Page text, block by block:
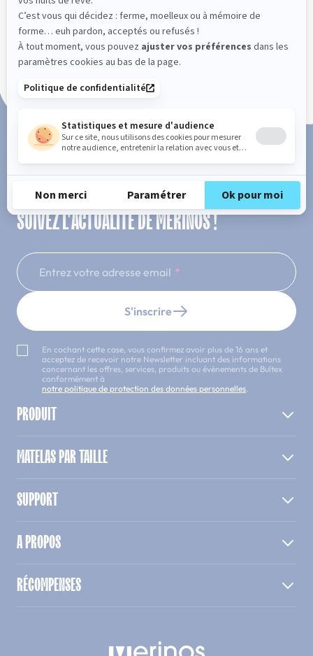
101 nuits d'essai*
Paiement en 3x ou 4x sans frais
SUIVEZ L'ACTUALITÉ DE MERINOS !
Entrez votre adresse email
S'inscrire
En cochant cette case, vous confirmez avoir plus de 16 ans et
acceptez de recevoir notre Newsletter incluant des informations
concernant les offres, services, produits ou évènements de Bultex
conformément à
notre politique de protection des données personnelles.
PRODUIT
MATELAS PAR TAILLE
SUPPORT
A PROPOS
RÉCOMPENSES